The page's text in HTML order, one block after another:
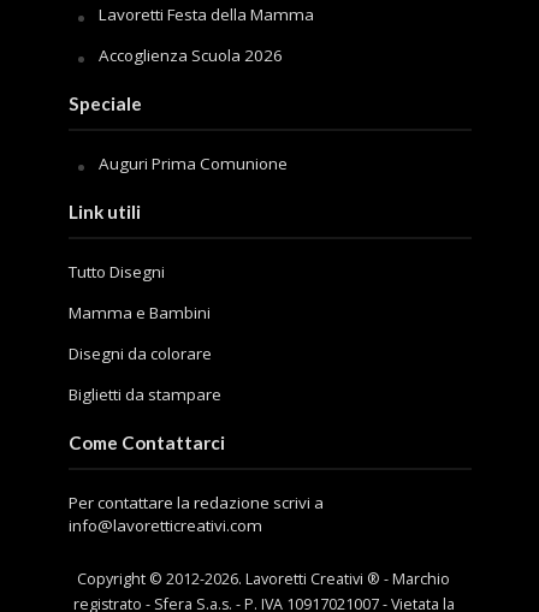
Lavoretti Festa della Mamma
Accoglienza Scuola 2026
Speciale
Auguri Prima Comunione
Link utili
Tutto Disegni
Mamma e Bambini
Disegni da colorare
Biglietti da stampare
Come Contattarci
Per contattare la redazione scrivi a
info@lavoretticreativi.com
Copyright © 2012-2026. Lavoretti Creativi ® - Marchio
registrato - Sfera S.a.s. - P. IVA 10917021007 - Vietata la